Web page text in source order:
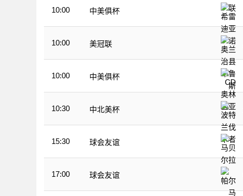
10:00 中美俱杯
10:00 美冠联
10:00 中美俱杯
10:30 中北美杯
15:30 球会友谊
17:00 球会友谊